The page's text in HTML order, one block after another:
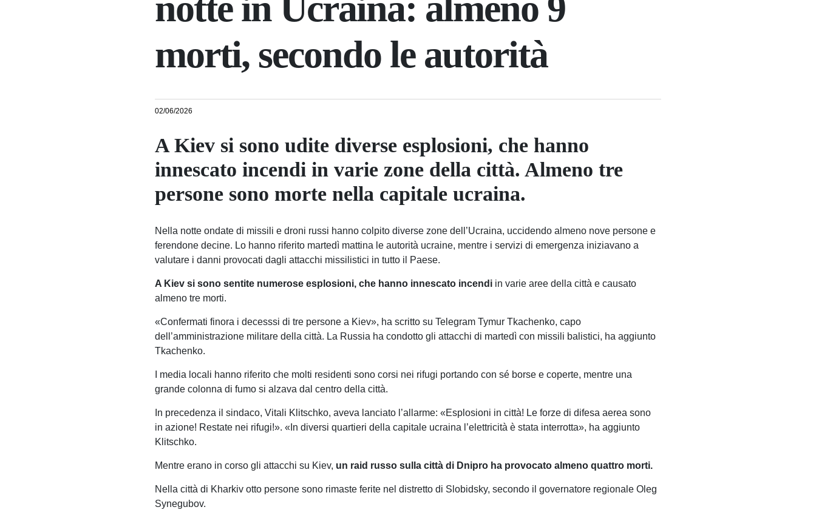
morti, secondo le autorità
02/06/2026
A Kiev si sono udite diverse esplosioni, che hanno
innescato incendi in varie zone della città. Almeno tre
persone sono morte nella capitale ucraina.
Nella notte ondate di missili e droni russi hanno colpito diverse zone dell’Ucraina, uccidendo almeno nove persone e
ferendone decine. Lo hanno riferito martedì mattina le autorità ucraine, mentre i servizi di emergenza iniziavano a
valutare i danni provocati dagli attacchi missilistici in tutto il Paese.
A Kiev si sono sentite numerose esplosioni, che hanno innescato incendi in varie aree della città e causato
almeno tre morti.
«Confermati finora i decesssi di tre persone a Kiev», ha scritto su Telegram Tymur Tkachenko, capo
dell’amministrazione militare della città. La Russia ha condotto gli attacchi di martedì con missili balistici, ha aggiunto
Tkachenko.
I media locali hanno riferito che molti residenti sono corsi nei rifugi portando con sé borse e coperte, mentre una
grande colonna di fumo si alzava dal centro della città.
In precedenza il sindaco, Vitali Klitschko, aveva lanciato l’allarme: «Esplosioni in città! Le forze di difesa aerea sono
in azione! Restate nei rifugi!». «In diversi quartieri della capitale ucraina l’elettricità è stata interrotta», ha aggiunto
Klitschko.
Mentre erano in corso gli attacchi su Kiev, un raid russo sulla città di Dnipro ha provocato almeno quattro morti.
Nella città di Kharkiv otto persone sono rimaste ferite nel distretto di Slobidsky, secondo il governatore regionale Oleg
Synegubov.